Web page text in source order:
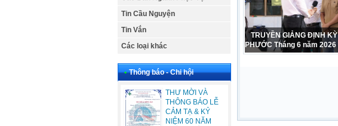
Tin Cầu Nguyện
Tin Vắn
Các loại khác
• Thông báo - Chi hội
THƯ MỜI VÀ
THÔNG BÁO LỄ
CẢM TẠ & KỶ
NIỆM 60 NĂM
CẢM TẠ – SINH NHẬT
PHỤ NỮ HTTL VĨNH